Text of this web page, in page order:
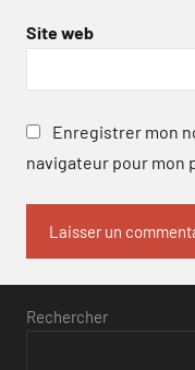
Site web
Enregistrer mon
navigateur pour mon
Rechercher